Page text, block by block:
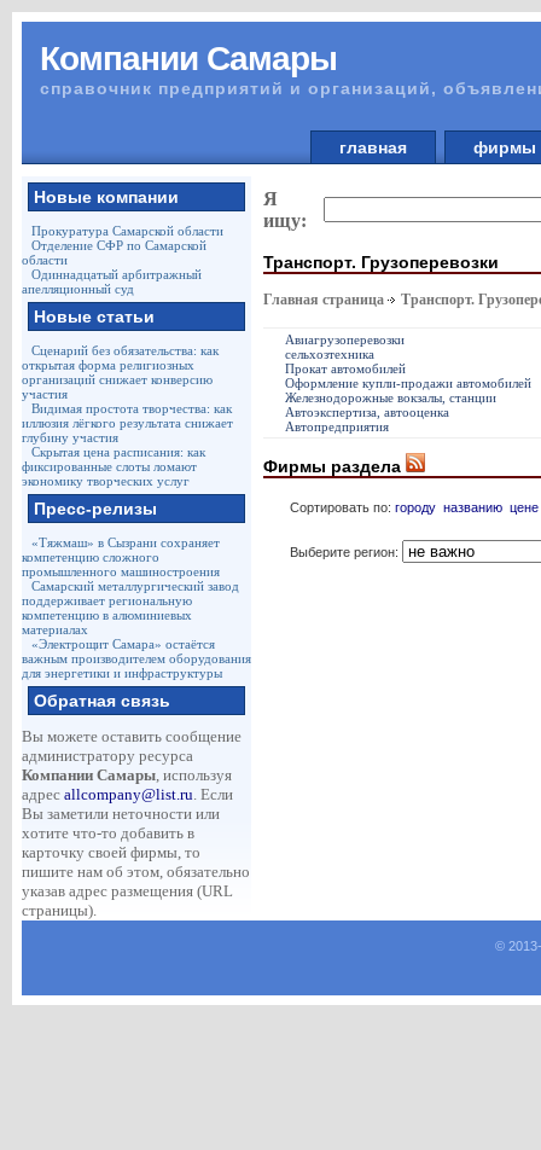
Компании Самары
справочник предприятий и организаций,
главная
Новые компании
Прокуратура Самарской области
Отделение СФР по Самарской
области
Одиннадцатый арбитражный
апелляционный суд
Новые статьи
Сценарий без обязательства: как
открытая форма религиозных
организаций снижает конверсию
участия
Видимая простота творчества: как
иллюзия лёгкого результата снижает
глубину участия
Скрытая цена расписания: как
фиксированные слоты ломают
экономику творческих услуг
Пресс-релизы
«Тяжмаш» в Сызрани сохраняет
компетенцию сложного
промышленного машиностроения
Самарский металлургический завод
поддерживает региональную
компетенцию в алюминиевых
материалах
«Электрощит Самара» остаётся
важным производителем оборудования
для энергетики и инфраструктуры
Обратная связь
Вы можете оставить сообщение
администратору ресурса
Компании Самары, используя
адрес allcompany@list.ru. Если
Вы заметили неточности или
хотите что-то добавить в
карточку своей фирмы, то
пишите нам об этом, обязательно
указав адрес размещения (URL
страницы).
Я
ищу:
Транспорт. Грузоперевозки
Главная страница Транспорт.
Авиагрузоперевозки
сельхозтехника
Прокат автомобилей
Оформление купли-продажи автомобилей
Железнодорожные вокзалы, станции
Автоэкспертиза, автооценка
Автопредприятия
Фирмы раздела
Сортировать по: городу названию цене
Выберите регион:
© 2013-